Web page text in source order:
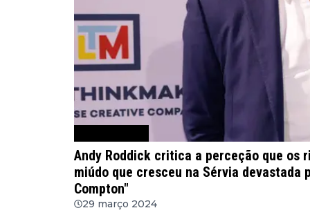
Andy Roddick critica a perceção que os
miúdo que cresceu na Sérvia
Compton"
29 março 2024